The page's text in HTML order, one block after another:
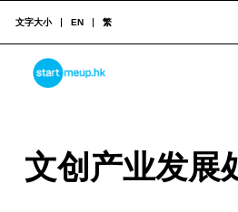
文创产业发展处 - StartmeupHK
STARTMEUPHK
STARTMEUPHK FESTIVAL IS THE LEADING STARTUP AND INNOVATION CONFERENCE EVENT IN HONG KONG
文字大小 EN 繁
文
文创产业发展